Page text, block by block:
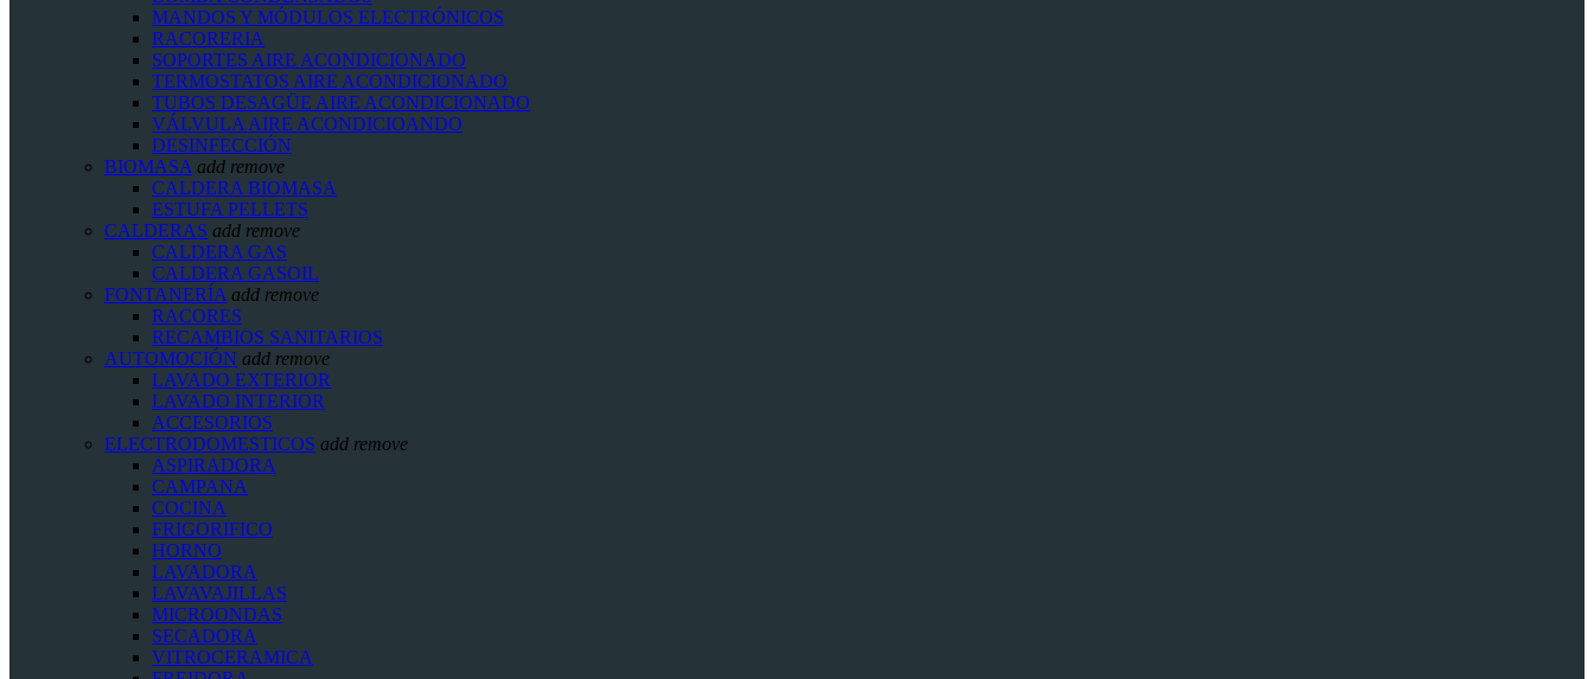
MANDOS Y MÓDULOS ELECTRÓNICOS
RACORERIA
SOPORTES AIRE ACONDICIONADO
TERMOSTATOS AIRE ACONDICIONADO
TUBOS DESAGÜE AIRE ACONDICIONADO
VÁLVULA AIRE ACONDICIOANDO
DESINFECCIÓN
BIOMASA add remove
CALDERA BIOMASA
ESTUFA PELLETS
CALDERAS add remove
CALDERA GAS
CALDERA GASOIL
FONTANERÍA add remove
RACORES
RECAMBIOS SANITARIOS
AUTOMOCIÓN add remove
LAVADO EXTERIOR
LAVADO INTERIOR
ACCESORIOS
ELECTRODOMESTICOS add remove
ASPIRADORA
CAMPANA
COCINA
FRIGORIFICO
HORNO
LAVADORA
LAVAVAJILLAS
MICROONDAS
SECADORA
VITROCERAMICA